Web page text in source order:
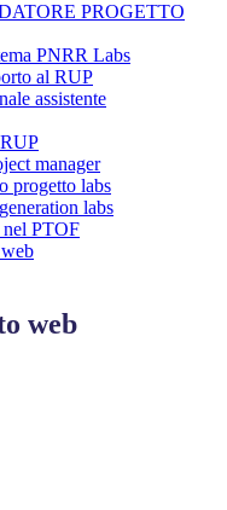
PROGETTO
PNRR Labs
al RUP
assistente
manager
progetto labs
labs
nel PTOF
web